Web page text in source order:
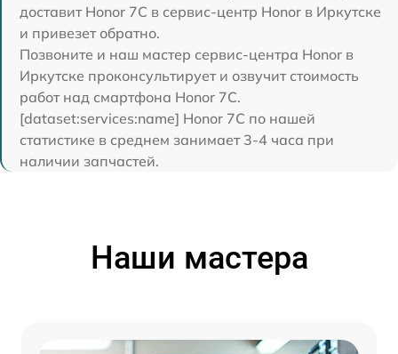
доставит Honor 7C в сервис-центр Honor в Иркутске
и привезет обратно.
Позвоните и наш мастер сервис-центра Honor в
Иркутске проконсультирует и озвучит стоимость
работ над смартфона Honor 7C.
[dataset:services:name] Honor 7C по нашей
статистике в среднем занимает 3-4 часа при
наличии запчастей.
Наши мастера